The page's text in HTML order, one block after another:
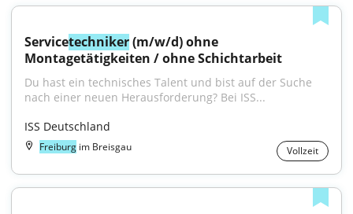
Servicetechniker (m/w/d) ohne
Montagetätigkeiten / ohne Schichtarbeit
Du hast ein technisches Talent und bist auf der Suche
nach einer neuen Herausforderung? Bei ISS...
ISS Deutschland
Freiburg im Breisgau Vollzeit